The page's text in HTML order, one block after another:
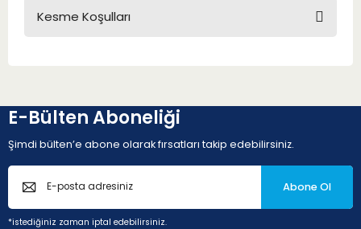
Kesme Koşulları
E-Bülten Aboneliği
Şimdi bülten’e abone olarak fırsatları takip edebilirsiniz.
Abone Ol
*istediğiniz zaman iptal edebilirsiniz.